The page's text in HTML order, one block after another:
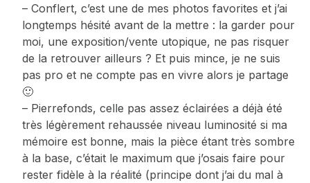
– Conflert, c’est une de mes photos favorites et j’ai
longtemps hésité avant de la mettre : la garder pour
moi, une exposition/vente utopique, ne pas risquer
de la retrouver ailleurs ? Et puis mince, je ne suis
pas pro et ne compte pas en vivre alors je partage
🙂
– Pierrefonds, celle pas assez éclairées a déjà été
très légèrement rehaussée niveau luminosité si ma
mémoire est bonne, mais la pièce étant très sombre
à la base, c’était le maximum que j’osais faire pour
rester fidèle à la réalité (principe dont j’ai du mal à